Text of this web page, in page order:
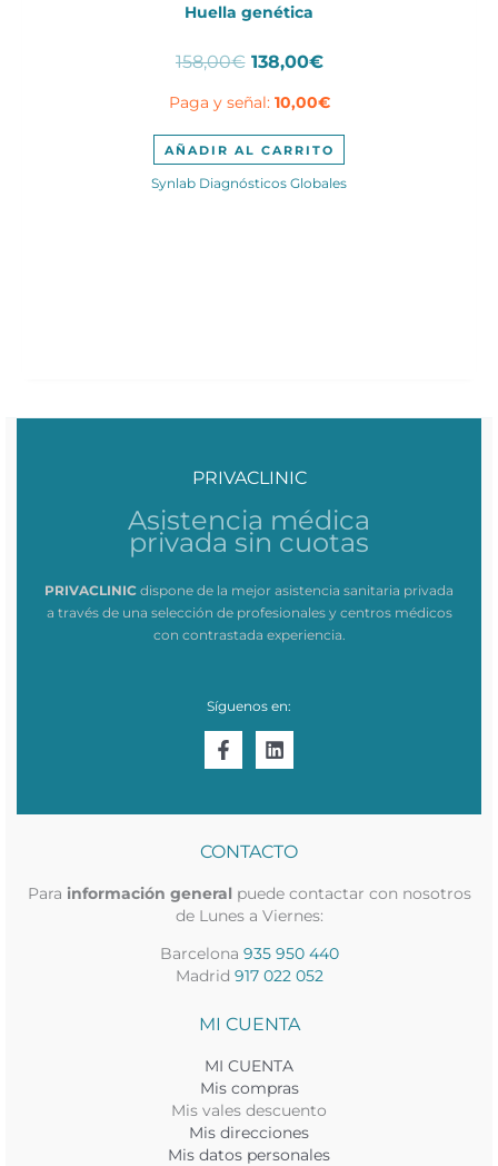
Huella genética
158,00€ El
original
era:
158,00€.
138,00€El
actual
es:
138,00€.
Paga y señal: 10,00€
AÑADIR AL CARRITO
Synlab Diagnósticos Globales
PRIVACLINIC
Asistencia médica
privada sin cuotas
PRIVACLINIC dispone de la mejor asistencia sanitaria privada
a través de una selección de profesionales y centros médicos
con contrastada experiencia.
Síguenos en:
CONTACTO
Para información general puede contactar con nosotros
de Lunes a Viernes:
Barcelona 935 950 440
Madrid 917 022 052
MI CUENTA
MI CUENTA
Mis compras
Mis vales descuento
Mis direcciones
Mis datos personales